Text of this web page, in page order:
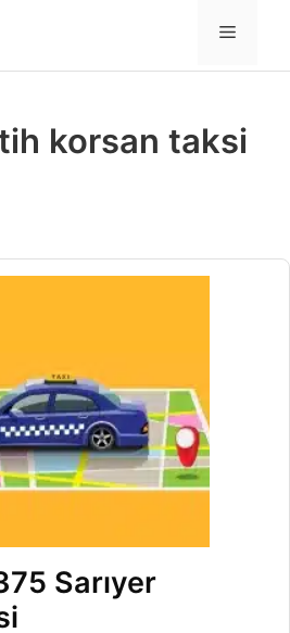
MENÜ
korsan taksi
Sarıyer